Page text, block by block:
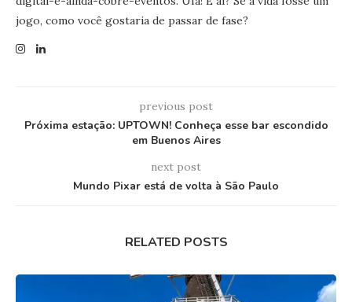
jogo, como você gostaria de passar de fase?
previous post
Próxima estação: UPTOWN! Conheça esse bar escondido
em Buenos Aires
next post
Mundo Pixar está de volta à São Paulo
RELATED POSTS